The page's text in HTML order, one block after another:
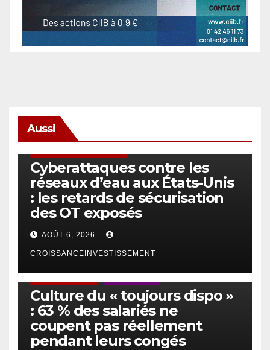
Aussi
Cyberattaques contre les
réseaux d’eau aux États-Unis
: les retards de sécurisation
des OT exposés
AOÛT 6, 2026
CROISSANCEINVESTISSEMENT
Culture du « toujours dispo »
: 63 % des salariés ne
coupent pas réellement
pendant leurs congés